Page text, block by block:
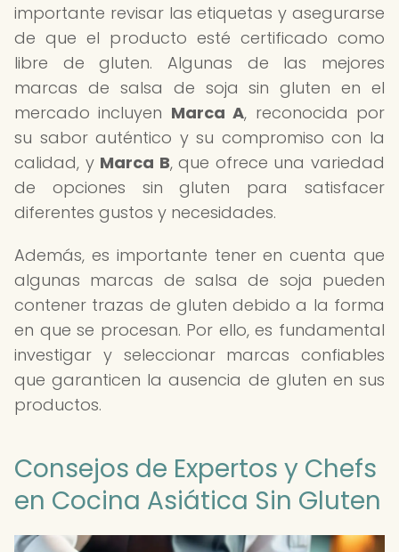
importante revisar las etiquetas y asegurarse
de que el producto esté certificado como
libre de gluten. Algunas de las mejores
marcas de salsa de soja sin gluten en el
mercado incluyen Marca A, reconocida por
su sabor auténtico y su compromiso con la
calidad, y Marca B, que ofrece una variedad
de opciones sin gluten para satisfacer
diferentes gustos y necesidades.
Además, es importante tener en cuenta que
algunas marcas de salsa de soja pueden
contener trazas de gluten debido a la forma
en que se procesan. Por ello, es fundamental
investigar y seleccionar marcas confiables
que garanticen la ausencia de gluten en sus
productos.
Consejos de Expertos y Chefs
en Cocina Asiática Sin Gluten